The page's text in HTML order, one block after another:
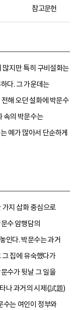
참고문헌
지만 특히 구비설화는
다. 그 가운데는
해 오던 설화에 박문수
속의 박문수는
예가 많아서 단순하게
지 삽화 중심으로
수 암행담의
인다. 박문수는 과거
그 집에 유숙했다가
수가 뒷날 그 일을
나 과거의 시제(試題)
수는 여인이 정부와